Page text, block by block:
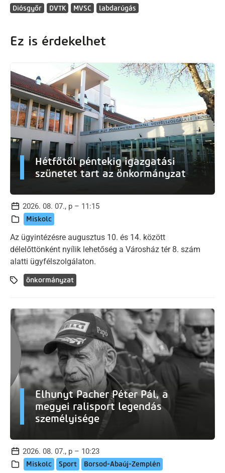
Diósgyőr
DVTK MVSC labdarúgás
Ez is érdekelhet
Hétfőtől péntekig igazgatási
szünetet tart az önkormányzat
2026. 08. 07., p – 11:15
Miskolc
Az ügyintézésre augusztus 10. és 14. között
délelőttönként nyílik lehetőség a Városház tér 8. szám
alatti ügyfélszolgálaton.
önkormányzat
Elhunyt Pacher Péter Pál, a
megyei ralisport legendás
személyisége
2026. 08. 07., p – 10:23
Miskolc Sport Borsod-Abaúj-Zemplén